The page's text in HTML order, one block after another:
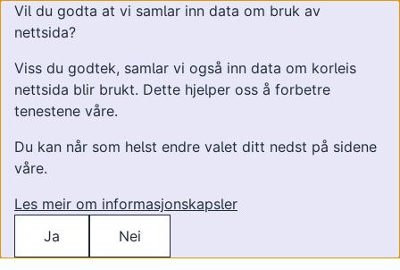
Vil du godta at vi samlar inn data om bruk av
nettsida?
Viss du godtek, samlar vi også inn data om korleis
nettsida blir brukt. Dette hjelper oss å forbetre
tenestene våre.
Du kan når som helst endre valet ditt nedst på sidene
våre.
Les meir om informasjonskapsler
Ja
Nei